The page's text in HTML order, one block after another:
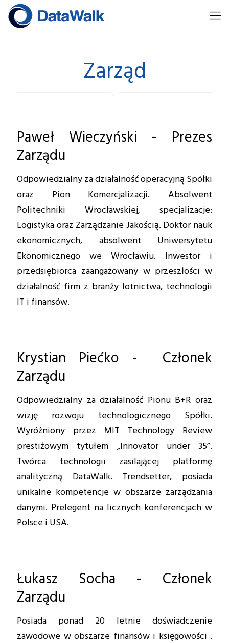
Zarząd
Paweł Wieczyński - Prezes
Zarządu
Odpowiedzialny za działalność operacyjną Spółki
oraz Pion Komercjalizacji. Absolwent
Politechniki Wrocławskiej, specjalizacje:
Logistyka oraz Zarządzanie Jakością. Doktor nauk
ekonomicznych, absolwent Uniwersytetu
Ekonomicznego we Wrocławiu. Inwestor i
przedsiębiorca zaangażowany w przeszłości w
działalność firm z branży lotnictwa, technologii
IT i finansów.
Krystian Piećko - Członek
Zarządu
Odpowiedzialny za działalność Pionu B+R oraz
wizję rozwoju technologicznego Spółki.
Wyróżniony przez MIT Technology Review
prestiżowym tytułem „Innovator under 35”.
Twórca technologii zasilającej platformę
analityczną DataWalk. Trendsetter, posiada
unikalne kompetencje w obszarze zarządzania
danymi. Prelegent na licznych konferencjach w
Polsce i USA.
Łukasz Socha - Członek
Zarządu
Posiada ponad 20 letnie doświadczenie
zawodowe w obszarze finansów i księgowości .